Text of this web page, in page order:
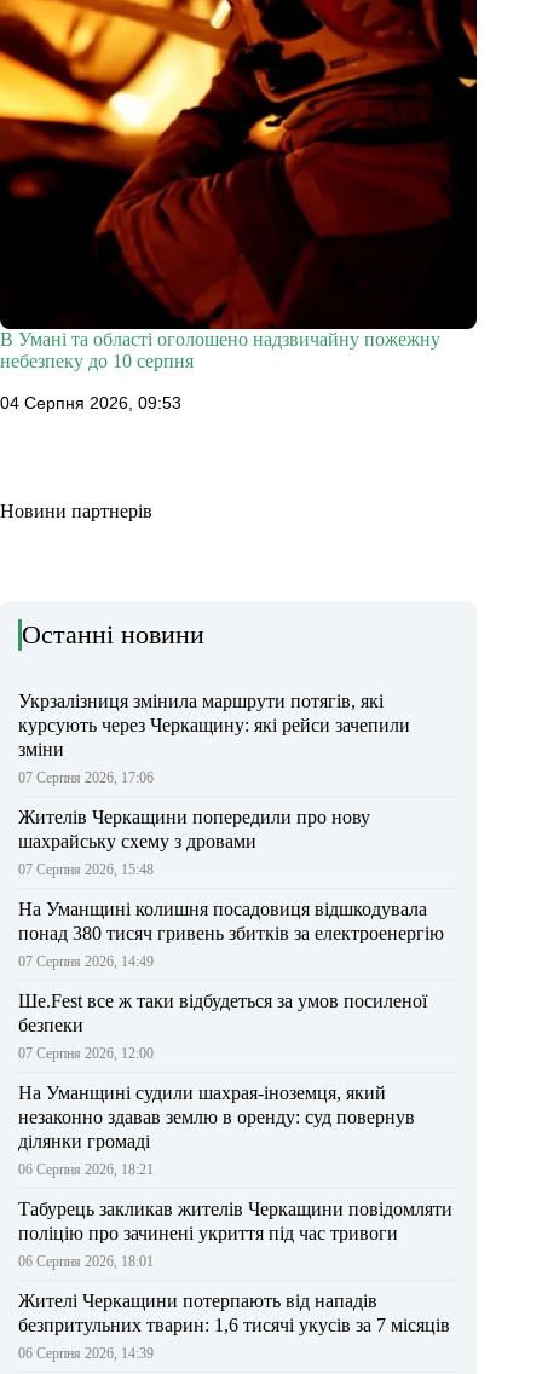
В Умані та області оголошено надзвичайну пожежну
небезпеку до 10 серпня
04 Серпня 2026, 09:53
Новини партнерів
Останні новини
Укрзалізниця змінила маршрути потягів, які
курсують через Черкащину: які рейси зачепили
зміни
07 Серпня 2026, 17:06
Жителів Черкащини попередили про нову
шахрайську схему з дровами
07 Серпня 2026, 15:48
На Уманщині колишня посадовиця відшкодувала
понад 380 тисяч гривень збитків за електроенергію
07 Серпня 2026, 14:49
Ше.Fest все ж таки відбудеться за умов посиленої
безпеки
07 Серпня 2026, 12:00
На Уманщині судили шахрая-іноземця, який
незаконно здавав землю в оренду: суд повернув
ділянки громаді
06 Серпня 2026, 18:21
Табурець закликав жителів Черкащини повідомляти
поліцію про зачинені укриття під час тривоги
06 Серпня 2026, 18:01
Жителі Черкащини потерпають від нападів
безпритульних тварин: 1,6 тисячі укусів за 7 місяців
06 Серпня 2026, 14:39